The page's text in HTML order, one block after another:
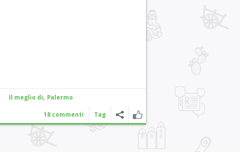
Il meglio di, Palermo
18 commenti Tag